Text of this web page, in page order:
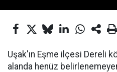
Uşak'ın Eşme ilçesi Dereli
alanda henüz